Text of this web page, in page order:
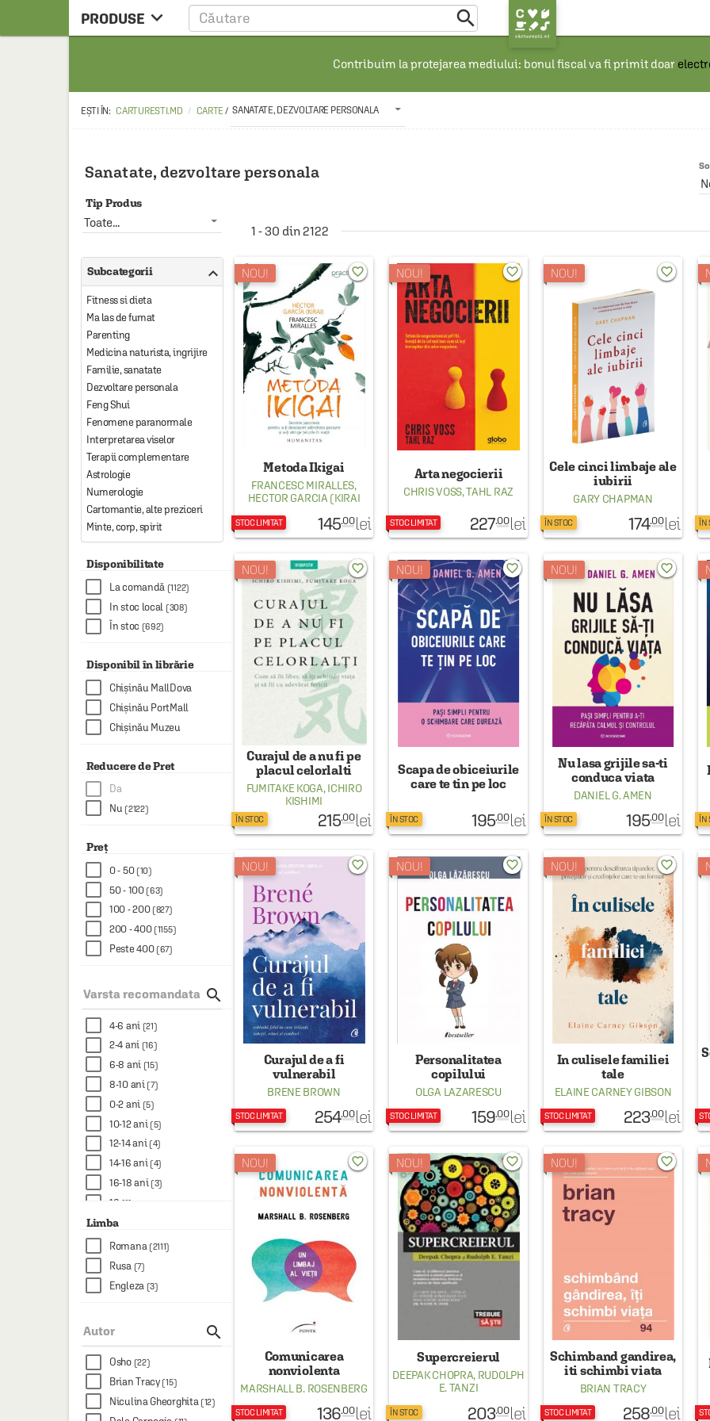
PRODUSE 
CARTE RUSA
MANGA
MUZICA
FILM
PAPETARIE
CEAI & ACCESORII
HAINE SI ACCESORII
BOARD GAMES
JOCURI SI JUCARII
PLAYGROUND
COSMETICE
DISNEY
CURSURI LIMBI STRAINE
PROMOȚII ȘI SELECȚII

Contribuim la protejarea mediului: bonul fiscal va fi primit doar
CARTURESTI.MD CARTE/ SANATATE, DEZVOLTARE PERSONALA
Sanatate, dezvoltare personala
Tip Produs
Toate...
Subcategorii 
Fitness si dieta
Ma las de fumat
Parenting
Medicina naturista, ingrijire
Familie, sanatate
Dezvoltare personala
Feng Shui
Fenomene paranormale
Interpretarea viselor
Terapii complementare
Astrologie
Numerologie
Cartomantie, alte preziceri
Minte, corp, spirit
Disponibilitate
La comandă (1122)
In stoc local (308)
În stoc (692)
Disponibil în librărie
Chișinău MallDova
Chișinău PortMall
Chișinău Muzeu
Reducere de Pret
Da
Nu (2122)
Preț
0 - 50 (10)
50 - 100 (63)
100 - 200 (827)
200 - 400 (1155)
Peste 400 (67)
Varsta recomandata 
4-6 ani (21)
2-4 ani (16)
6-8 ani (15)
8-10 ani (7)
0-2 ani (5)
10-12 ani (5)
12-14 ani (4)
14-16 ani (4)
16-18 ani (3)
16 (1)
2-4 ani, 4-6 ani
8-10 ani, 10-12 ani
Limba
Romana (2111)
Rusa (7)
Engleza (3)
Autor 
Osho (22)
Brian Tracy (15)
Niculina Gheorghita (12)
1 - 30 din 2122
Metoda Ikigai
FRANCESC MIRALLES,
HECTOR GARCIA (KIRAI
NOU!
STOC LIMITAT 145.00 lei
favorite_border
Arta negocierii
CHRIS VOSS,TAHL RAZ
NOU!
STOC LIMITAT 227.00 lei
favorite_border
Cele cinci limbaje ale
iubirii
GARY CHAPMAN
NOU!
ÎN STOC 174.00 lei
favorite_border
ÎN
Curajul de a nu fi pe
placul celorlalti
FUMITAKE KOGA,ICHIRO
KISHIMI
NOU!
ÎN STOC 215.00 lei
favorite_border
Scapa de obiceiurile
care te tin pe loc
NOU!
ÎN STOC 195.00 lei
favorite_border
Nu lasa grijile sa-ti
conduca viata
DANIEL G. AMEN
NOU!
ÎN STOC 195.00 lei
favorite_border
ÎN
Curajul de a fi
vulnerabil
BRENE BROWN
NOU!
STOC LIMITAT 254.00 lei
favorite_border
Personalitatea
copilului
OLGA LAZARESCU
NOU!
STOC LIMITAT 159.00 lei
favorite_border
In culisele familiei
tale
ELAINE CARNEY GIBSON
NOU!
STOC LIMITAT 223.00 lei
favorite_border
Comunicarea
nonviolenta
MARSHALL B. ROSENBERG
NOU!
STOC LIMITAT 136.00 lei
favorite_border
Supercreierul
DEEPAK CHOPRA, RUDOLPH
E. TANZI
NOU!
ÎN STOC 203.00 lei
favorite_border
Schimband gandirea,
iti schimbi viata
BRIAN TRACY
NOU!
STOC LIMITAT 258.00 lei
favorite_border